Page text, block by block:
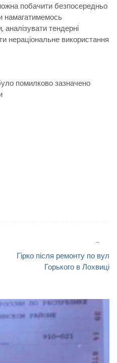
побачити безпосередньо
намагатимемось
аналізувати тендерні
нераціональне використання
помилково зазначено
Гірко після ремонту по вул
Горького в Лохвиці